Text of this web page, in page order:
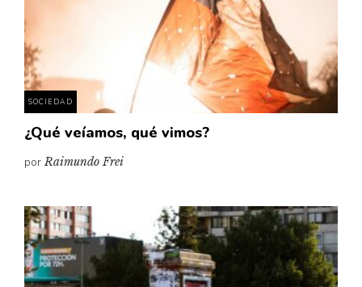
SOCIEDAD
¿Qué veíamos, qué vimos?
porRaimundo Frei